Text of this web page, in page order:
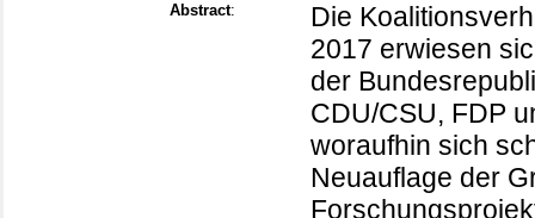
Abstract:
Die
2017 erwiesen
der
CDU/CSU, FDP
woraufhin sich
Neuauflage der